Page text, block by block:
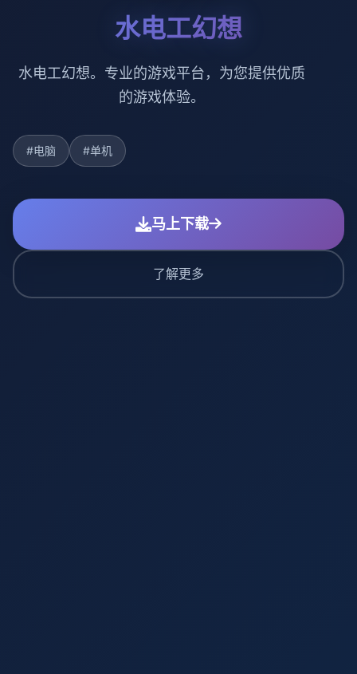
水电工幻想
水电工幻想。专业的游戏平台，为您提供优质
的游戏体验。
#电脑 #单机
马上下载
了解更多